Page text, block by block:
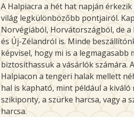
A Halpiacra a hét hat napján
világ legkülönbözőbb pontjairól.
Norvégiából, Horvátországból, de
és Új-Zélandról is. Minde
képvisel, hogy mi is a legmagasabb
biztosíthassuk a vásárlók számára.
Halpiacon a tengeri halak mellett
hal is kapható, mint például a kiváló
szikiponty, a szürke harcsa, vagy a
harcsa.